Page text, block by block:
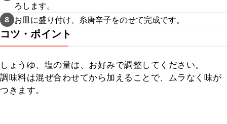
ろします。
8 お皿に盛り付け、糸唐辛子をのせて完成です。
コツ・ポイント
しょうゆ、塩の量は、お好みで調整してください。
調味料は混ぜ合わせてから加えることで、ムラなく味が
つきます。